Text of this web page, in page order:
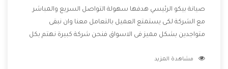
صيانة بيكو الرئيسي هدفها سهولة التواصل السريع والمباشر
مع الشركة لكى يستمتع العميل بالتعامل معنا وان نبقى
متواجدين بشكل مميز فى الاسواق فنحن شركة كبيرة نهتم بكل
الشركة بها والتى تكون منها خدمة الصيانة التى تكون من أهم
مشاهدة المزيد